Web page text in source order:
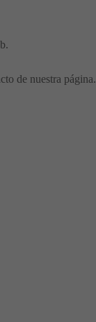
de nuestra página.